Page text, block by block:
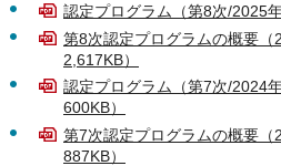
認定プログラム（第8次/2025
第8次認定プログラムの概要（
2,617KB）
認定プログラム（第7次/2024
600KB）
第7次認定プログラムの概要（
887KB）